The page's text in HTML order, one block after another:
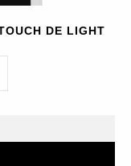
DE LIGHT